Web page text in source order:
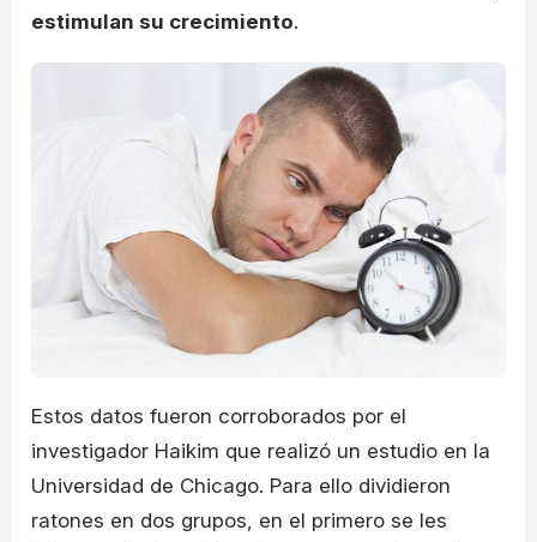
estimulan su crecimiento.
Estos datos fueron corroborados por el
investigador Haikim que realizó un estudio en la
Universidad de Chicago. Para ello dividieron
ratones en dos grupos, en el primero se les